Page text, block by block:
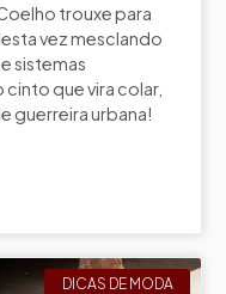
trouxe para
vez mesclando
sistemas
que vira colar,
guerreira urbana!
DICAS DE MODA